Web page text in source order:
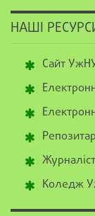
НАШІ
Сайт
Коледж